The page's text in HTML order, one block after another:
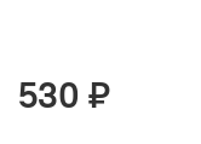
530 ₽